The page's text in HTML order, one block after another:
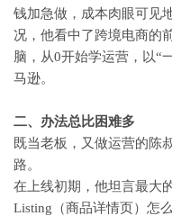
钱加急做，成本肉眼可
况，他看中了跨境电商的
脑，从0开始学运营，以“
马逊。
二、办法总比困难多
既当老板，又做运营的陈
路。
在上线初期，他坦言最大
Listing（商品详情页）怎